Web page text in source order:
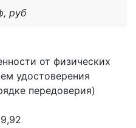
руб
от физических
удостоверения
передоверия)